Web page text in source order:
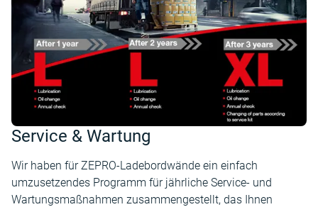
Service & Wartung
Wir haben für ZEPRO-Ladebordwände ein einfach
umzusetzendes Programm für jährliche Service- und
Wartungsmaßnahmen zusammengestellt, das Ihnen